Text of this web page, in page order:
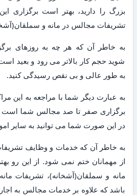
بزرگ را دارید، بهتر است برگزاری
تشریفات مجالس در مانه و
به خاطر آن که هر چه به روزهای
شوید حجم کار بالاتر می رود و بعید
به طور عالی و بی نقص رسیدگی کنید.
به عبارت دیگر شما با مراجعه به این
برگزاری صفر تا صد مجالس شما است
در این صورت شما می توانید به سایر
به خاطر آن که خدمات و وظایف
از مهمانان ختم نمی شود. از این رو
مانه و سملقان(آشخانه)، تشریفات
باشد که علاوه بر خدمات مجالس به